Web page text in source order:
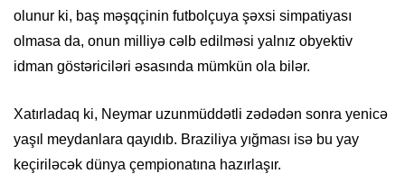
olunur ki, baş məşqçinin futbolçuya şəxsi simpatiyası
olmasa da, onun milliyə cəlb edilməsi yalnız obyektiv
idman göstəriciləri əsasında mümkün ola bilər.
Xatırladaq ki, Neymar uzunmüddətli zədədən sonra yenicə
yaşıl meydanlara qayıdıb. Braziliya yığması isə bu yay
keçiriləcək dünya çempionatına hazırlaşır.